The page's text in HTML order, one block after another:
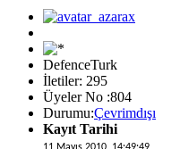
DefenceTurk
İletiler: 295
Üyeler No :804
Durumu:Çevrimdışı
Kayıt Tarihi